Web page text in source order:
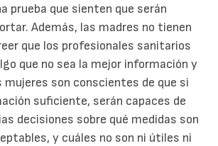
prueba que sienten que serán
Además, las madres no tienen
que los profesionales sanitarios
que no sea la mejor información y
mujeres son conscientes de que si
suficiente, serán capaces de
decisiones sobre qué medidas son
y cuáles no son ni útiles ni